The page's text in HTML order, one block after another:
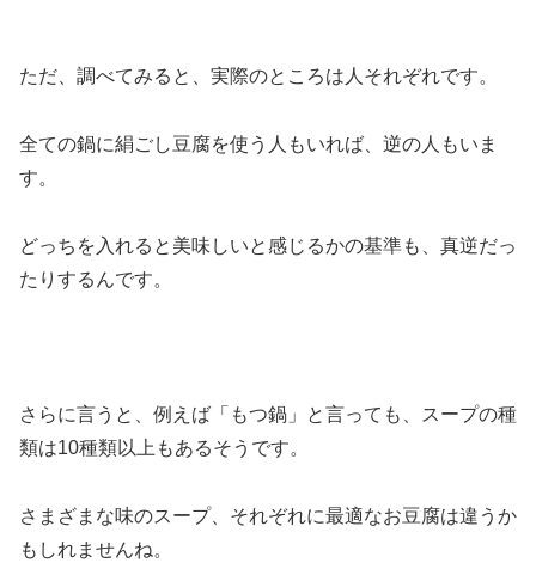
ただ、調べてみると、実際のところは人それぞれです。
全ての鍋に絹ごし豆腐を使う人もいれば、逆の人もいま
す。
どっちを入れると美味しいと感じるかの基準も、真逆だっ
たりするんです。
さらに言うと、例えば「もつ鍋」と言っても、スープの種
類は10種類以上もあるそうです。
さまざまな味のスープ、それぞれに最適なお豆腐は違うか
もしれませんね。